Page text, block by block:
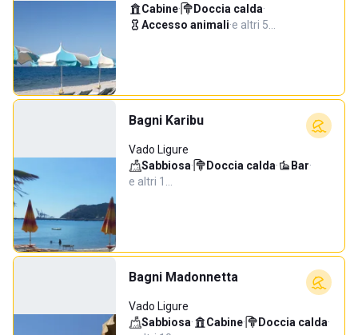
Cabine· Doccia calda·
Accesso animali·e altri 5…
Bagni Karibu
Vado Ligure
Sabbiosa· Doccia calda· Bar·
e altri 1…
Bagni Madonnetta
Vado Ligure
Sabbiosa· Cabine· Doccia calda·